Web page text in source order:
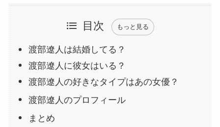
目次 もっと見る
渡部遼人は結婚してる？
渡部遼人に彼女はいる？
渡部遼人の好きなタイプはあの女優？
渡部遼人のプロフィール
まとめ